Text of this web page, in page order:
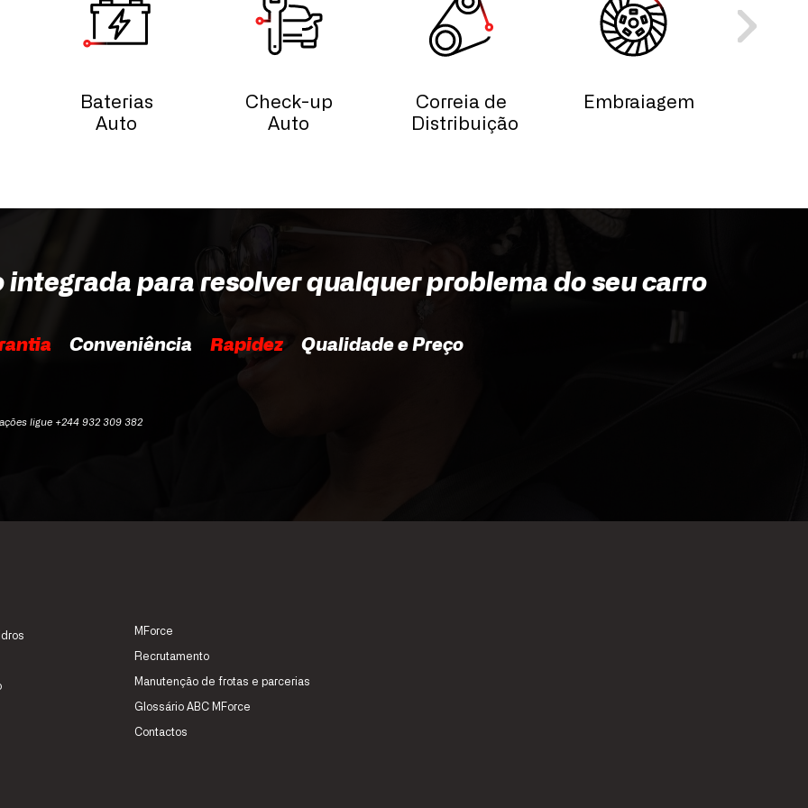
941 218 553
- 20.00
753 305
- 18.00
Baterias
Auto
Check-up
Auto
Correia de
Distribuição
Embraiagem
integrada para resolver qualquer problema do seu carro
Conveniência RapidezQualidade e Preço
ligue +244 932 309 382
MForce
Recrutamento
Manutenção de frotas e parcerias
Glossário ABC MForce
Contactos